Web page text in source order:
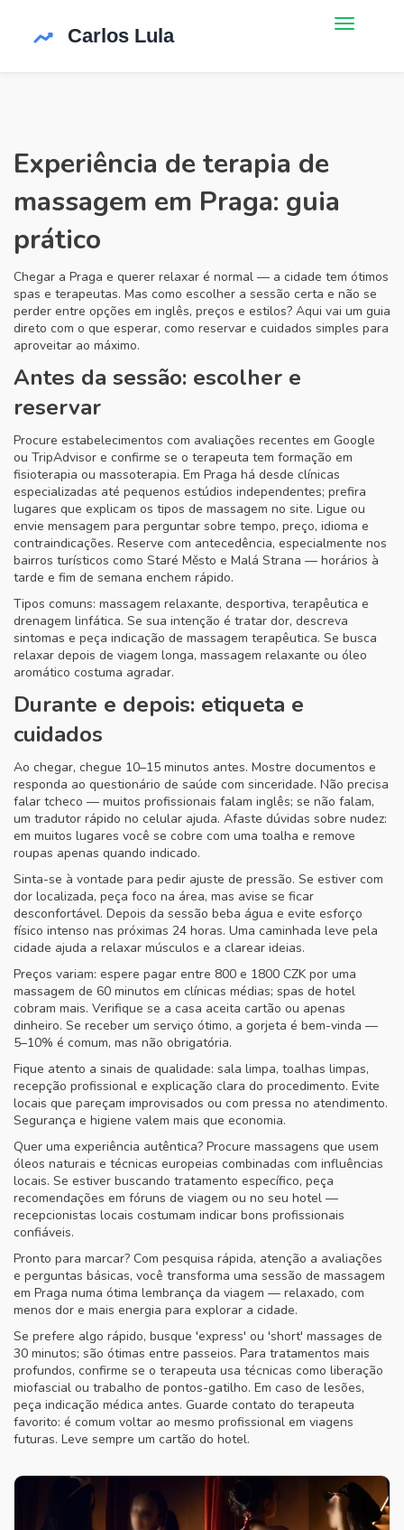
Experiência de terapia de
massagem em Praga: guia
prático
Chegar a Praga e querer relaxar é normal — a cidade tem ótimos
spas e terapeutas. Mas como escolher a sessão certa e não se
perder entre opções em inglês, preços e estilos? Aqui vai um guia
direto com o que esperar, como reservar e cuidados simples para
aproveitar ao máximo.
Antes da sessão: escolher e
reservar
Procure estabelecimentos com avaliações recentes em Google
ou TripAdvisor e confirme se o terapeuta tem formação em
fisioterapia ou massoterapia. Em Praga há desde clínicas
especializadas até pequenos estúdios independentes; prefira
lugares que explicam os tipos de massagem no site. Ligue ou
envie mensagem para perguntar sobre tempo, preço, idioma e
contraindicações. Reserve com antecedência, especialmente nos
bairros turísticos como Staré Město e Malá Strana — horários à
tarde e fim de semana enchem rápido.
Tipos comuns: massagem relaxante, desportiva, terapêutica e
drenagem linfática. Se sua intenção é tratar dor, descreva
sintomas e peça indicação de massagem terapêutica. Se busca
relaxar depois de viagem longa, massagem relaxante ou óleo
aromático costuma agradar.
Durante e depois: etiqueta e
cuidados
Ao chegar, chegue 10–15 minutos antes. Mostre documentos e
responda ao questionário de saúde com sinceridade. Não precisa
falar tcheco — muitos profissionais falam inglês; se não falam,
um tradutor rápido no celular ajuda. Afaste dúvidas sobre nudez:
em muitos lugares você se cobre com uma toalha e remove
roupas apenas quando indicado.
Sinta-se à vontade para pedir ajuste de pressão. Se estiver com
dor localizada, peça foco na área, mas avise se ficar
desconfortável. Depois da sessão beba água e evite esforço
físico intenso nas próximas 24 horas. Uma caminhada leve pela
cidade ajuda a relaxar músculos e a clarear ideias.
Preços variam: espere pagar entre 800 e 1800 CZK por uma
massagem de 60 minutos em clínicas médias; spas de hotel
cobram mais. Verifique se a casa aceita cartão ou apenas
dinheiro. Se receber um serviço ótimo, a gorjeta é bem-vinda —
5–10% é comum, mas não obrigatória.
Fique atento a sinais de qualidade: sala limpa, toalhas limpas,
recepção profissional e explicação clara do procedimento. Evite
locais que pareçam improvisados ou com pressa no atendimento.
Segurança e higiene valem mais que economia.
Quer uma experiência autêntica? Procure massagens que usem
óleos naturais e técnicas europeias combinadas com influências
locais. Se estiver buscando tratamento específico, peça
recomendações em fóruns de viagem ou no seu hotel —
recepcionistas locais costumam indicar bons profissionais
confiáveis.
Pronto para marcar? Com pesquisa rápida, atenção a avaliações
e perguntas básicas, você transforma uma sessão de massagem
em Praga numa ótima lembrança da viagem — relaxado, com
menos dor e mais energia para explorar a cidade.
Se prefere algo rápido, busque 'express' ou 'short' massages de
30 minutos; são ótimas entre passeios. Para tratamentos mais
profundos, confirme se o terapeuta usa técnicas como liberação
miofascial ou trabalho de pontos-gatilho. Em caso de lesões,
peça indicação médica antes. Guarde contato do terapeuta
favorito: é comum voltar ao mesmo profissional em viagens
futuras. Leve sempre um cartão do hotel.